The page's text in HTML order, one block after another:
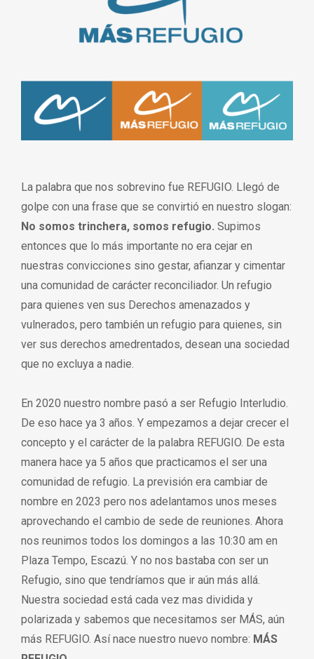
La palabra que nos sobrevino fue REFUGIO. Llegó de
golpe con una frase que se convirtió en nuestro slogan:
No somos trinchera, somos refugio. Supimos
entonces que lo más importante no era cejar en
nuestras convicciones sino gestar, afianzar y cimentar
una comunidad de carácter reconciliador. Un refugio
para quienes ven sus Derechos amenazados y
vulnerados, pero también un refugio para quienes, sin
ver sus derechos amedrentados, desean una sociedad
que no excluya a nadie.
En 2020 nuestro nombre pasó a ser Refugio Interludio.
De eso hace ya 3 años. Y empezamos a dejar crecer el
concepto y el carácter de la palabra REFUGIO. De esta
manera hace ya 5 años que practicamos el ser una
comunidad de refugio. La previsión era cambiar de
nombre en 2023 pero nos adelantamos unos meses
aprovechando el cambio de sede de reuniones. Ahora
nos reunimos todos los domingos a las 10:30 am en
Plaza Tempo, Escazú. Y no nos bastaba con ser un
Refugio, sino que tendríamos que ir aún más allá.
Nuestra sociedad está cada vez mas dividida y
polarizada y sabemos que necesitamos ser MÁS, aún
más REFUGIO. Así nace nuestro nuevo nombre: MÁS